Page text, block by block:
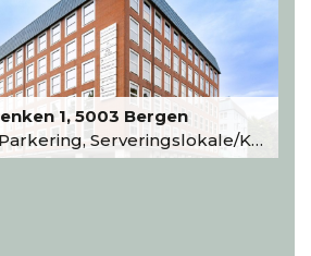
1, 5003 Bergen
Kantine, Undervisning/Arrangement